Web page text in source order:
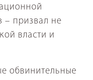
– призвал не
власти и
обвинительные